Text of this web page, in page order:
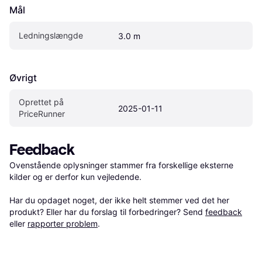
Mål
Ledningslængde 3.0 m
Øvrigt
Oprettet på
PriceRunner
2025-01-11
Feedback
Ovenstående oplysninger stammer fra forskellige eksterne
kilder og er derfor kun vejledende.
Har du opdaget noget, der ikke helt stemmer ved det her
produkt? Eller har du forslag til forbedringer? Send feedback
eller rapporter problem.